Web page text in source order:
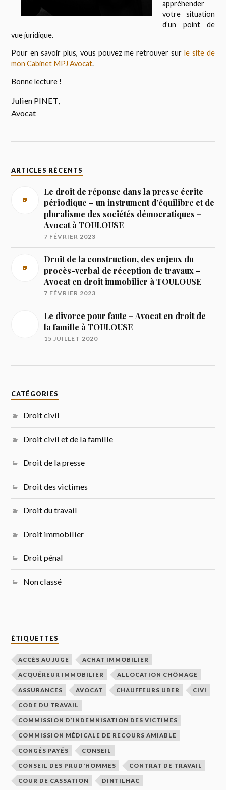
appréhender
votre situation
d’un point de
vue juridique.
Pour en savoir plus, vous pouvez me retrouver sur le site de
mon Cabinet MPJ Avocat.
Bonne lecture !
Julien PINET,
Avocat
ARTICLES RÉCENTS
Le droit de réponse dans la presse écrite
périodique – un instrument d’équilibre et de
pluralisme des sociétés démocratiques –
Avocat à TOULOUSE
7 FÉVRIER 2023
Droit de la construction, des enjeux du
procès-verbal de réception de travaux –
Avocat en droit immobilier à TOULOUSE
7 FÉVRIER 2023
Le divorce pour faute – Avocat en droit de
la famille à TOULOUSE
15 JUILLET 2020
CATÉGORIES
Droit civil
Droit civil et de la famille
Droit de la presse
Droit des victimes
Droit du travail
Droit immobilier
Droit pénal
Non classé
ÉTIQUETTES
ACCÈS AU JUGE ACHAT IMMOBILIER
ACQUÉREUR IMMOBILIER ALLOCATION CHÔMAGE
ASSURANCES AVOCAT CHAUFFEURS UBER CIVI
CODE DU TRAVAIL
COMMISSION D’INDEMNISATION DES VICTIMES
COMMISSION MÉDICALE DE RECOURS AMIABLE
CONGÉS PAYÉS CONSEIL
CONSEIL DES PRUD'HOMMES CONTRAT DE TRAVAIL
COUR DE CASSATION DINTILHAC